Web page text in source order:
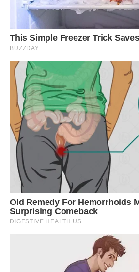
Здогадайтеся, хто тепер улюбленець
найчудовіша, красива, розумна і в усіх
прекрасна дитина (ну як дитина, 17
Спадкоємець, продовжувач роду,
Наших батьків, які пережили кризу і
дивлячись ні на що.